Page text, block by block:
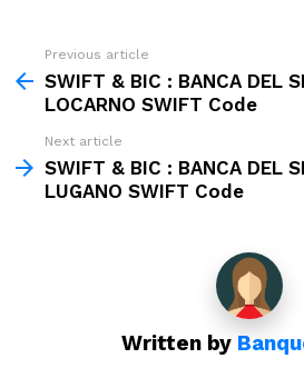
more
Previous article
SWIFT & BIC : BANCA DEL
LOCARNO SWIFT Code
Next article
SWIFT & BIC : BANCA DEL
LUGANO SWIFT Code
Written by